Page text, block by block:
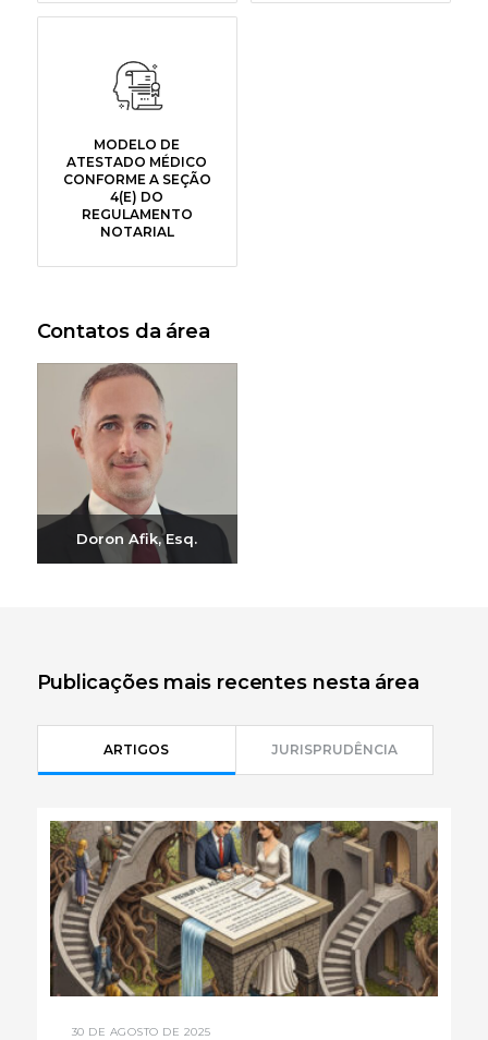
MODELO DE
ATESTADO MÉDICO
CONFORME A SEÇÃO
4(E) DO
REGULAMENTO
NOTARIAL
Contatos da área
Doron Afik, Esq.
Publicações mais recentes nesta área
ARTIGOS JURISPRUDÊNCIA
30 DE AGOSTO DE 2025